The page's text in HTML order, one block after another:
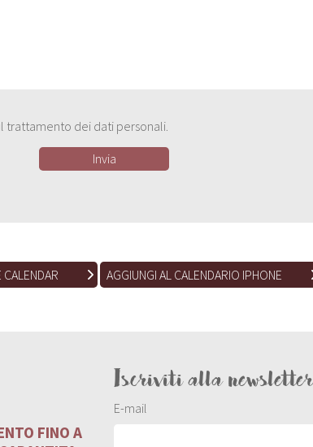
trattamento dei dati personali.
AGGIUNGI AL CALENDARIO IPHONE
FINO A
Iscriviti alla newsletter
E-mail